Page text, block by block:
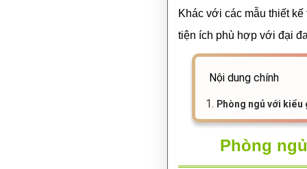
Khác với các mẫu thiết
tiện ích phù hợp với đại
Nội dung chính
1. Phòng ngủ với
Phòng